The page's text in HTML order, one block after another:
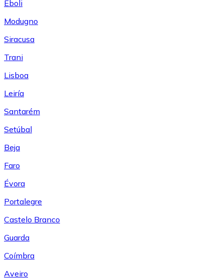
Eboli
Modugno
Siracusa
Trani
Lisboa
Leiría
Santarém
Setúbal
Beja
Faro
Évora
Portalegre
Castelo Branco
Guarda
Coímbra
Aveiro